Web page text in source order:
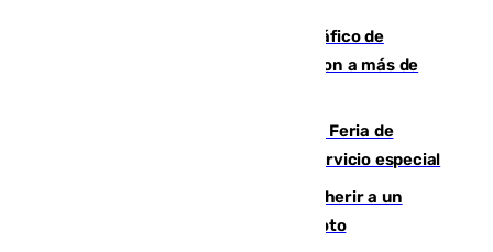
Cae una de las mayores redes de tráfico de
personas y droga en España: introdujeron a más de
¿Hasta qué hora abre el Metro en la Feria de
Málaga? Consulta las frecuencias del servicio especial
Detenido un hombre en Málaga por herir a un
Guardia Civil tras atropellarle con su moto